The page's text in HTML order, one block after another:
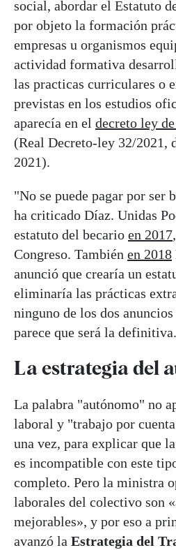
social, abordar el Estatuto
por objeto la formación
empresas u organismos
actividad formativa
las practicas curriculares o
previstas en los estudios
aparecía en el decreto ley
(Real Decreto-ley 32/2021,
2021).
"No se puede pagar por ser
ha criticado Díaz. Unidas
estatuto del becario en 2017
Congreso. También en 2018
anunció que crearía un
eliminaría las prácticas
ninguno de los dos
parece que será la definitiva.
La estrategia del
La palabra "autónomo" no
laboral y "trabajo por
una vez, para explicar que
es incompatible con este
completo. Pero la ministra
laborales del colectivo son
mejorables», y por eso a
avanzó la Estrategia del